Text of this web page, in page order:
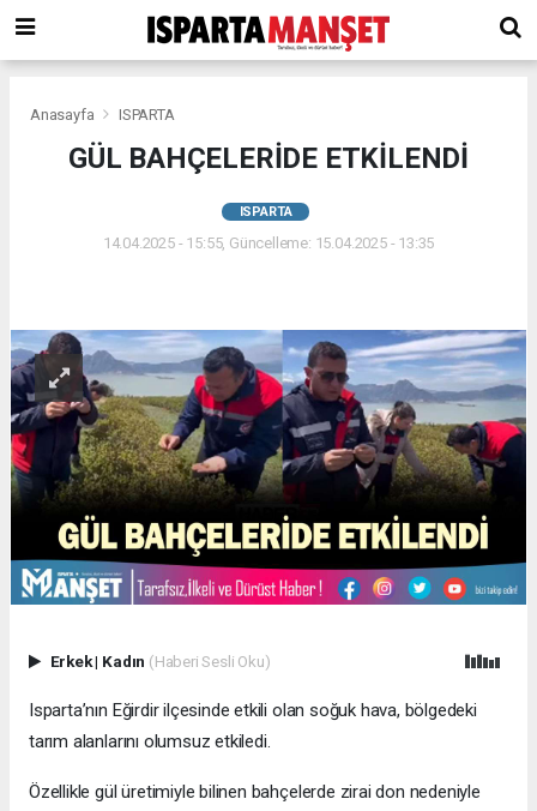
Anasayfa ISPARTA
GÜL BAHÇELERİDE ETKİLENDİ
ISPARTA
14.04.2025 - 15:55, Güncelleme: 15.04.2025 - 13:35
Erkek| Kadın (Haberi Sesli Oku)
Isparta’nın Eğirdir ilçesinde etkili olan soğuk hava, bölgedeki
tarım alanlarını olumsuz etkiledi.
Özellikle gül üretimiyle bilinen bahçelerde zirai don nedeniyle